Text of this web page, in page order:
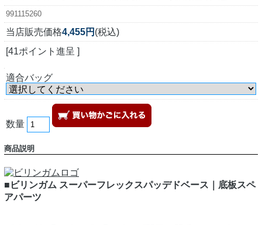
991115260
当店販売価格4,455円 (税込)
[41ポイント進呈 ]
適合バッグ
数量
商品説明
■ビリンガム スーパーフレックスパッデドベース｜底板スペ
アパーツ